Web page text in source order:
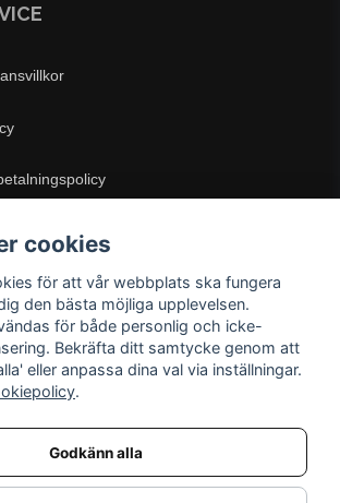
cookies
för att vår webbplats ska fungera
den bästa möjliga upplevelsen.
för både personlig och icke-
Bekräfta ditt samtycke genom att
eller anpassa dina val via inställningar.
.
Godkänn alla